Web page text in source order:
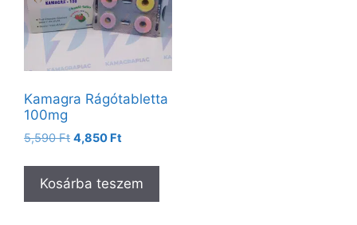
Kamagra Rágótabletta
100mg
5,590Ft 4,850 Ft
Kosárba teszem